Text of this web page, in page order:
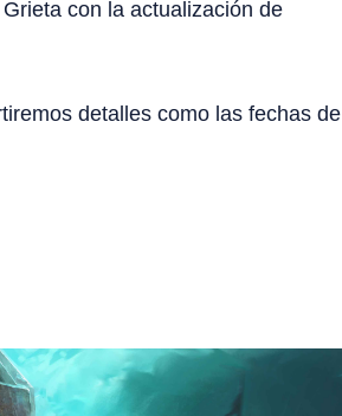
con la actualización de
detalles como las fechas de